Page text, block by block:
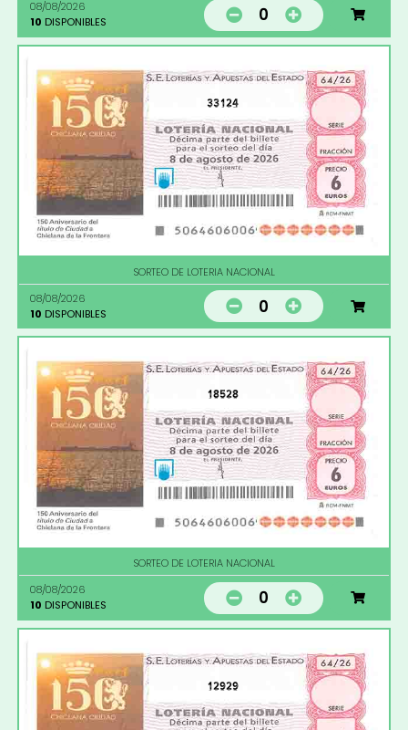
08/08/2026
10 DISPONIBLES 0
33124
SORTEO DE LOTERIA NACIONAL
08/08/2026
10 DISPONIBLES 0
18528
SORTEO DE LOTERIA NACIONAL
08/08/2026
10 DISPONIBLES 0
12929